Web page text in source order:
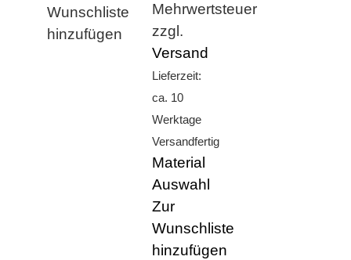
Wunschliste
hinzufügen
Mehrwertsteuer
zzgl.
Versand
Lieferzeit:
ca. 10
Werktage
Versandfertig
Material
Auswahl
Zur
Wunschliste
hinzufügen